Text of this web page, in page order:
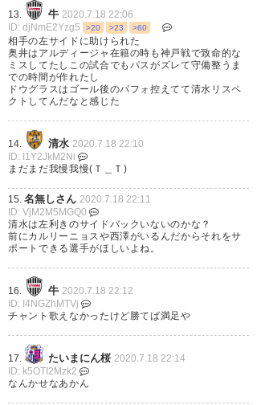
日程でこの移動の少なさもよき
よき
— リョウヘイ (ryohei_804)
2020, 7月 18
古橋大活躍！ 仲間大活躍！ 素晴
らしい一日でした！ ヴィッセル
神戸勝利ｷﾀ━(ﾟ∀ﾟ)━!
— たかひろ (fagioorer)2020, 7
月 18
今日のヴィッセルはベストては
ないにせよ、要所で相手よりク
13. 牛 2020.7.18 22:06
ID: djNmE2Yzg5
>20 >23 >60
相手の左サイドに助けられた
奥井はアルディージャ在籍の時も神戸戦で致命的な
ミスしてたしこの試合でもパスがズレて守備整うま
での時間が作れたし
ドウグラスはゴール後のパフォ控えてて清水リスペ
クトしてんだなと感じた
14. 清水 2020.7.18 22:10
ID: I1Y2JkM2Ni
まだまだ我慢我慢(Ｔ＿Ｔ)
15. 名無しさん 2020.7.18 22:11
ID: VjM2M5MGQ0
清水は左利きのサイドバックいないのかな？
前にカルリーニョスや西澤がいるんだからそれをサ
ポートできる選手がほしいよね。
16. 牛 2020.7.18 22:12
ID: I4NGZhMTVj
チャント歌えなかったけど勝てば満足や
17. たいまにん桜 2020.7.18 22:14
ID: k5OTI2Mzk2
なんかせなあかん